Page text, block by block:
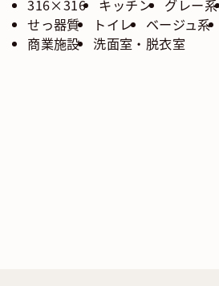
316×316 キッチン グレー系
せっ器質
トイレ ベージュ系
商業施設
洗面室・脱衣室